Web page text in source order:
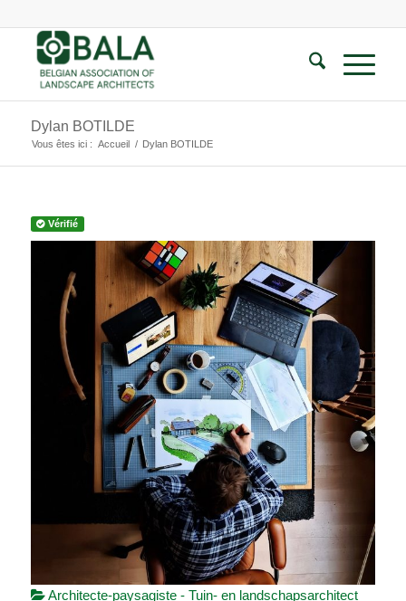
Dylan BOTILDE
Vous êtes ici : Accueil / Dylan BOTILDE
Vérifié
Architecte-paysagiste - Tuin- en landschapsarchitect